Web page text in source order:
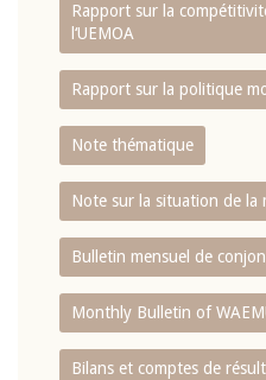
Rapport sur la
l‘UEMOA
Rapport sur la politique
Note thématique
Note sur la situation de la
Bulletin mensuel de
Monthly Bulletin of
Bilans et comptes de